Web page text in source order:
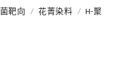
靶向 / 花菁染料 /
H-聚